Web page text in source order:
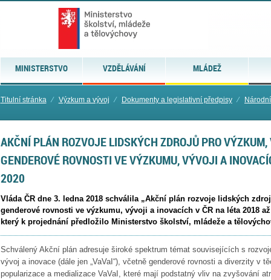
MINISTERSTVO VZDĚLÁVÁNÍ MLÁDEŽ
Titulní stránka ⁄ Výzkum a vývoj ⁄ Dokumenty a legislativní předpisy ⁄
AKČNÍ PLÁN ROZVOJE LIDSKÝCH ZDROJŮ PRO
GENDEROVÉ ROVNOSTI VE VÝZKUMU, VÝVOJI A
2020
Vláda ČR dne 3. ledna 2018 schválila „Akční plán rozvoje lidských
genderové rovnosti ve výzkumu, vývoji a inovacích v ČR na léta 2018
který k projednání předložilo Ministerstvo školství, mládeže a
Schválený Akční plán adresuje široké spektrum témat souvisejících s
vývoj a inovace (dále jen „VaVaI“), včetně genderové rovnosti a diverzity v
popularizace a medializace VaVaI, které mají podstatný vliv na zvyšování